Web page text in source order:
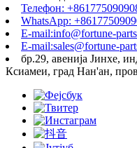
Телефон:
WhatsApp:
E-mail:info@fortune-
E-mail:sales@fortune-
бр.29, авенија Јинхе,
Ксиамеи, град Нан'ан,